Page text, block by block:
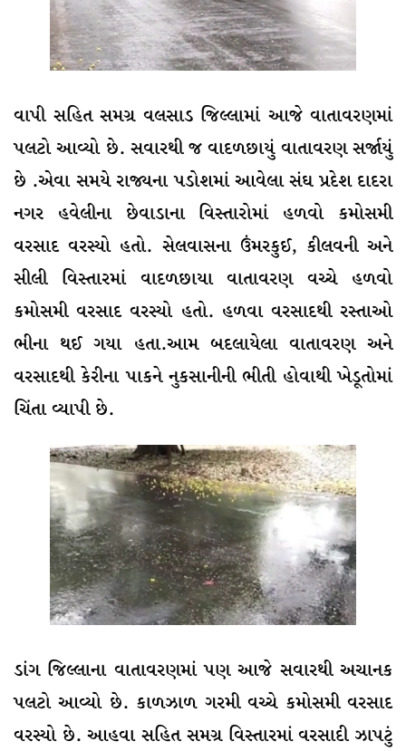
વાપી સહિત સમગ્ર વલસાડ જિલ્લામાં આજે વાતાવરણમાં
પલટો આવ્યો છે. સવારથી જ વાદળછાયું વાતાવરણ સર્જાયું
છે .એવા સમયે રાજ્યના પડોશમાં આવેલા સંઘ પ્રદેશ દાદરા
નગર હવેલીના છેવાડાના વિસ્તારોમાં હળવો કમોસમી
વરસાદ વરસ્યો હતો. સેલવાસના ઉંમરકુઈ, કીલવની અને
સીલી વિસ્તારમાં વાદળછાયા વાતાવરણ વચ્ચે હળવો
કમોસમી વરસાદ વરસ્યો હતો. હળવા વરસાદથી રસ્તાઓ
ભીના થઈ ગયા હતા.આમ બદલાયેલા વાતાવરણ અને
વરસાદથી કેરીના પાકને નુકસાનીની ભીતી હોવાથી ખેડૂતોમાં
ચિંતા વ્યાપી છે.
ડાંગ જિલ્લાના વાતાવરણમાં પણ આજે સવારથી અચાનક
પલટો આવ્યો છે. કાળઝાળ ગરમી વચ્ચે કમોસમી વરસાદ
વરસ્યો છે. આહવા સહિત સમગ્ર વિસ્તારમાં વરસાદી ઝાપટું